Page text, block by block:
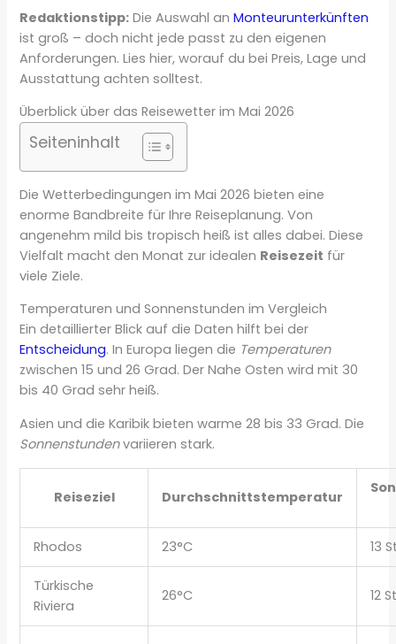
Redaktionstipp: Die Auswahl anMonteurunterkünften
ist groß – doch nicht jede passt zu den eigenen
Anforderungen. Lies hier, worauf du bei Preis, Lage und
Ausstattung achten solltest.
Überblick über das Reisewetter im Mai 2026
Seiteninhalt
Die Wetterbedingungen im Mai 2026 bieten eine
enorme Bandbreite für Ihre Reiseplanung. Von
angenehm mild bis tropisch heiß ist alles dabei. Diese
Vielfalt macht den Monat zur idealen Reisezeit für
viele Ziele.
Temperaturen und Sonnenstunden im Vergleich
Ein detaillierter Blick auf die Daten hilft bei der
Entscheidung. In Europa liegen die Temperaturen
zwischen 15 und 26 Grad. Der Nahe Osten wird mit 30
bis 40 Grad sehr heiß.
Asien und die Karibik bieten warme 28 bis 33 Grad. Die
Sonnenstundenvariieren stark.
Reiseziel Durchschnittstemperatur
Rhodos 23°C 13
Türkische
Riviera
26°C 12